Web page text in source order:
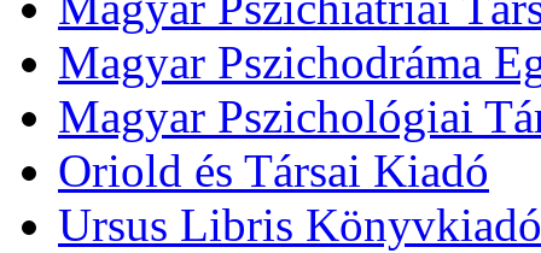
Magyar Pszichodráma
Magyar Pszichológiai
Oriold és Társai Kiadó
Ursus Libris Könyvkiadó